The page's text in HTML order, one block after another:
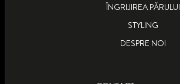
ÎNGRIJIREA PĂRULUI
STYLING
DESPRE NOI